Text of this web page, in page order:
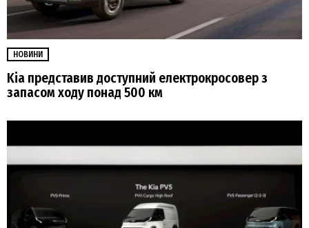
НОВИНИ
Kia представив доступний електрокросовер з
запасом ходу понад 500 км